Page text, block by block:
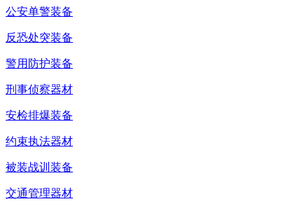
公安单警装备
反恐处突装备
警用防护装备
刑事侦察器材
安检排爆装备
约束执法器材
被装战训装备
交通管理器材